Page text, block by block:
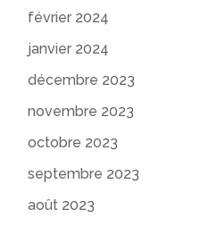
février 2024
janvier 2024
décembre 2023
novembre 2023
octobre 2023
septembre 2023
août 2023